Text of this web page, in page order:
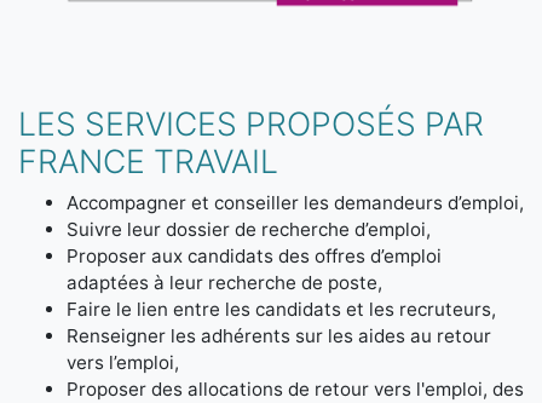
LES SERVICES PROPOSÉS PAR
FRANCE TRAVAIL
Accompagner et conseiller les demandeurs d’emploi,
Suivre leur dossier de recherche d’emploi,
Proposer aux candidats des offres d’emploi
adaptées à leur recherche de poste,
Faire le lien entre les candidats et les recruteurs,
Renseigner les adhérents sur les aides au retour
vers l’emploi,
Proposer des allocations de retour vers l'emploi, des